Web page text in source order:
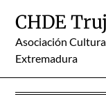
content
CHDE
Asociación
Extremadura